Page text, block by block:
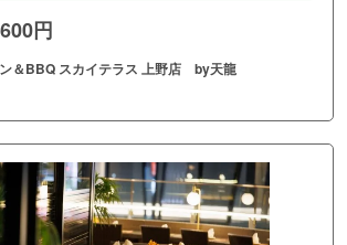
円
＆BBQ スカイテラス 上野店 by天龍